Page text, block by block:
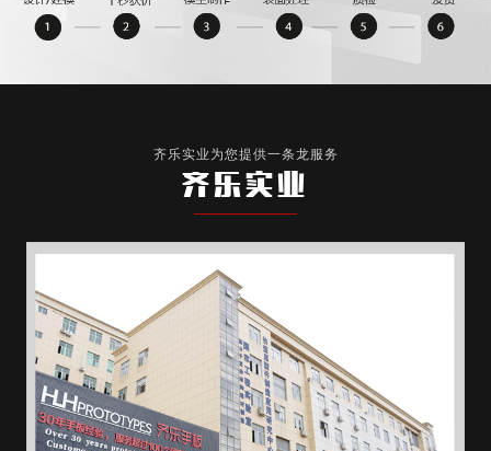
齐乐实业为您提供一条龙服务
齐乐实业